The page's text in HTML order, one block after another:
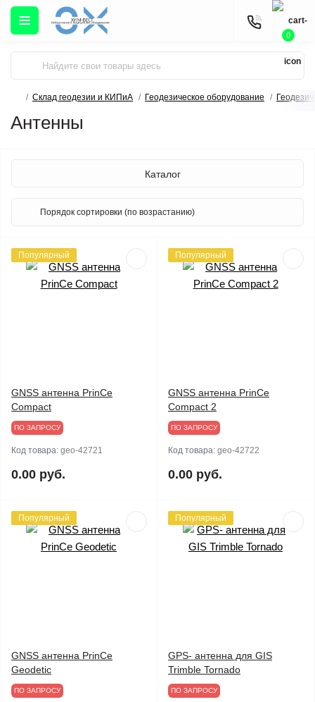
0
Склад геодезии и КИПиА Геодезическое оборудование
Антенны
Каталог
Популярный
GNSS антенна PrinCe
Compact
ПО ЗАПРОСУ
Код товара: geo-42721
0.00 руб.
Популярный
GNSS антенна PrinCe
Compact 2
ПО ЗАПРОСУ
Код товара: geo-42722
0.00 руб.
Популярный
GNSS антенна PrinCe
Geodetic
ПО ЗАПРОСУ
Популярный
GPS- антенна для GIS
Trimble Tornado
ПО ЗАПРОСУ